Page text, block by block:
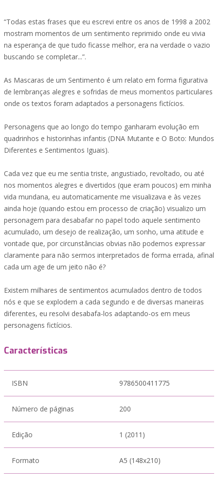
“Todas estas frases que eu escrevi entre os anos de 1998 a 2002
mostram momentos de um sentimento reprimido onde eu vivia
na esperança de que tudo ficasse melhor, era na verdade o vazio
buscando se completar...”.
As Mascaras de um Sentimento é um relato em forma figurativa
de lembranças alegres e sofridas de meus momentos particulares
onde os textos foram adaptados a personagens fictícios.
Personagens que ao longo do tempo ganharam evolução em
quadrinhos e historinhas infantis (DNA Mutante e O Boto: Mundos
Diferentes e Sentimentos Iguais).
Cada vez que eu me sentia triste, angustiado, revoltado, ou até
nos momentos alegres e divertidos (que eram poucos) em minha
vida mundana, eu automaticamente me visualizava e às vezes
ainda hoje (quando estou em processo de criação) visualizo um
personagem para desabafar no papel todo aquele sentimento
acumulado, um desejo de realização, um sonho, uma atitude e
vontade que, por circunstâncias obvias não podemos expressar
claramente para não sermos interpretados de forma errada, afinal
cada um age de um jeito não é?
Existem milhares de sentimentos acumulados dentro de todos
nós e que se explodem a cada segundo e de diversas maneiras
diferentes, eu resolvi desabafa-los adaptando-os em meus
personagens fictícios.
Características
ISBN 9786500411775
Número de páginas 200
Edição 1 (2011)
Formato A5 (148x210)